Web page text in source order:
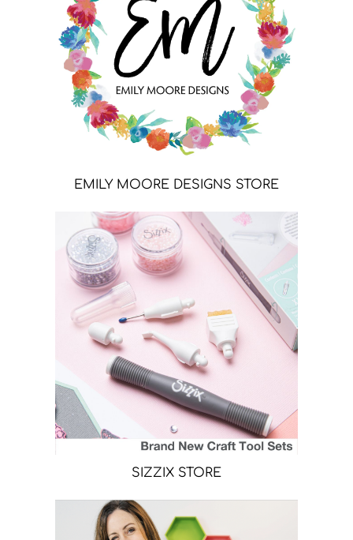
EMILY MOORE DESIGNS STORE
SIZZIX STORE